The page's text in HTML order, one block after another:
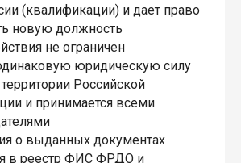
(квалификации) и дает право
новую должность
не ограничен
юридическую силу
Российской
и принимается всеми
о выданных документах
в реестр ФИС ФРДО и